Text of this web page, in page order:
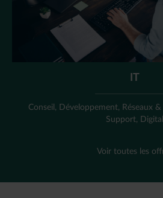
IT
Conseil, Développement, Réseaux
Support, Digital
Voir toutes les